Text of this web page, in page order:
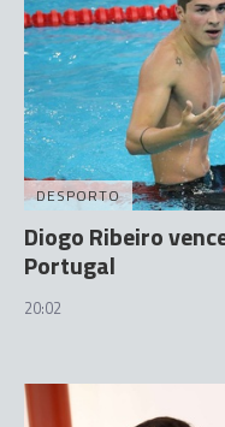
DESPORTO
Diogo Ribeiro
Portugal
20:02